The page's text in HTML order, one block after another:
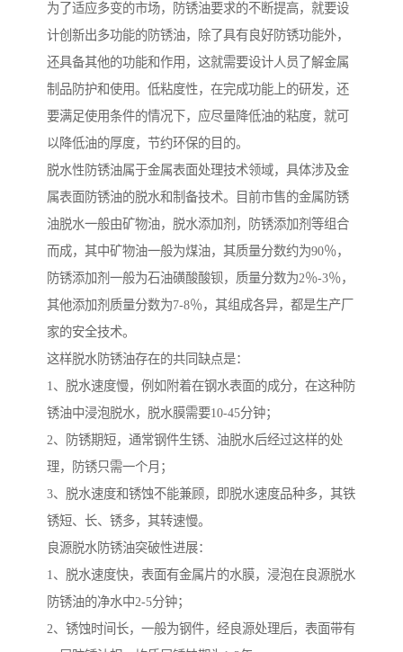
为了适应多变的市场，防锈油要求的不断提高，就要设
计创新出多功能的防锈油，除了具有良好防锈功能外，
还具备其他的功能和作用，这就需要设计人员了解金属
制品防护和使用。低粘度性，在完成功能上的研发，还
要满足使用条件的情况下，应尽量降低油的粘度，就可
以降低油的厚度，节约环保的目的。
脱水性防锈油属于金属表面处理技术领域，具体涉及金
属表面防锈油的脱水和制备技术。目前市售的金属防锈
油脱水一般由矿物油，脱水添加剂，防锈添加剂等组合
而成，其中矿物油一般为煤油，其质量分数约为90％，
防锈添加剂一般为石油磺酸酸钡，质量分数为2％-3％，
其他添加剂质量分数为7-8％，其组成各异，都是生产厂
家的安全技术。
这样脱水防锈油存在的共同缺点是：
1、脱水速度慢，例如附着在钢水表面的成分，在这种防
锈油中浸泡脱水，脱水膜需要10-45分钟；
2、防锈期短，通常钢件生锈、油脱水后经过这样的处
理，防锈只需一个月；
3、脱水速度和锈蚀不能兼顾，即脱水速度品种多，其铁
锈短、长、锈多，其转速慢。
良源脱水防锈油突破性进展：
1、脱水速度快，表面有金属片的水膜，浸泡在良源脱水
防锈油的净水中2-5分钟；
2、锈蚀时间长，一般为钢件，经良源处理后，表面带有